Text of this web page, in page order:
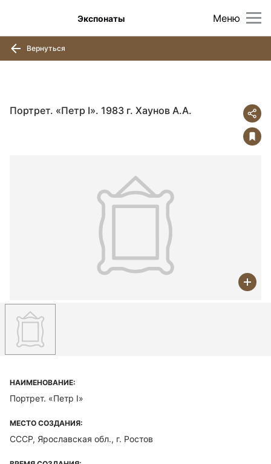
Меню
Экспонаты
Вернуться
Портрет. «Петр I». 1983 г. Хаунов А.А.
НАИМЕНОВАНИЕ:
Портрет. «Петр I»
МЕСТО СОЗДАНИЯ:
СССР, Ярославская обл., г. Ростов